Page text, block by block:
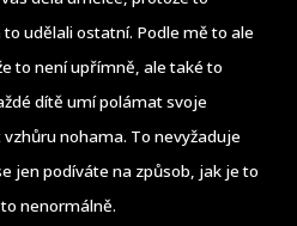
udělali ostatní. Podle mě to ale
to není upřímně, ale také to
dítě umí polámat svoje
nohama. To nevyžaduje
jen podíváte na způsob, jak je to
nenormálně.